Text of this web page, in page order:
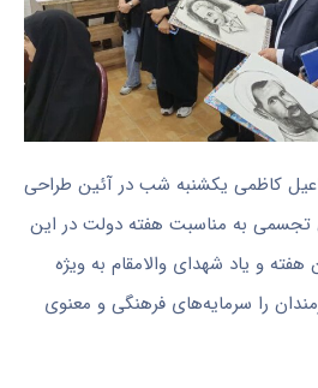
کاظمی یکشنبه شب در آئین طراحی
تجسمی به مناسبت هفته دولت در این
و یاد شهدای والامقام به ویژه
را سرمایه‌های فرهنگی و معنوی